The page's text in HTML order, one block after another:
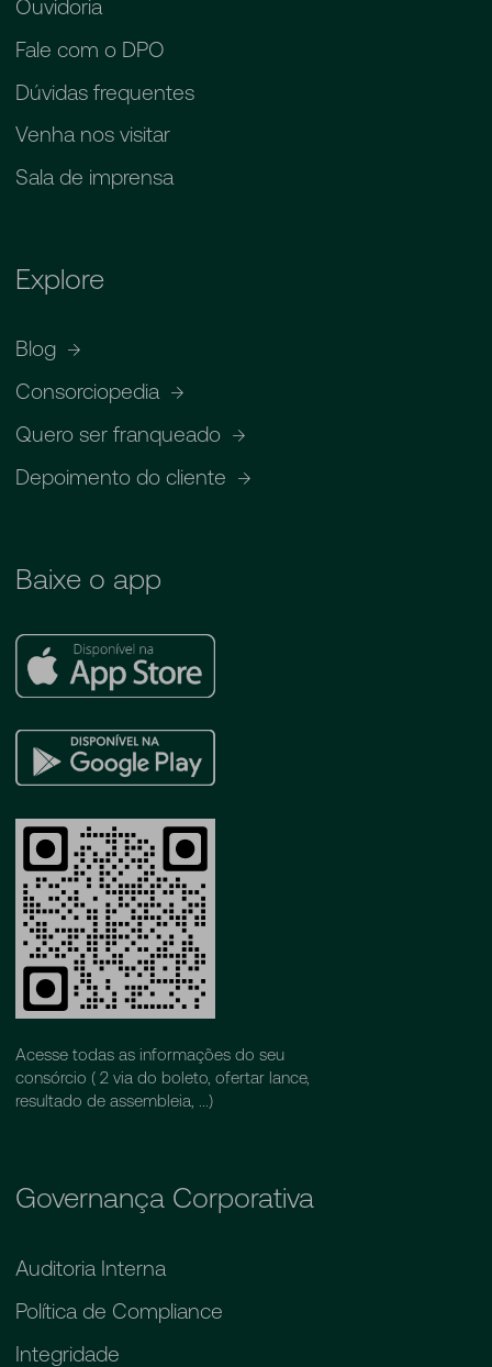
Ouvidoria
Fale com o DPO
Dúvidas frequentes
Venha nos visitar
Sala de imprensa
Explore
Blog
Consorciopedia
Quero ser franqueado
Depoimento do cliente
Baixe o app
Apple
Acesse todas as informações do seu
consórcio ( 2 via do boleto, ofertar lance,
resultado de assembleia, ...)
Governança Corporativa
Auditoria Interna
Política de Compliance
Integridade